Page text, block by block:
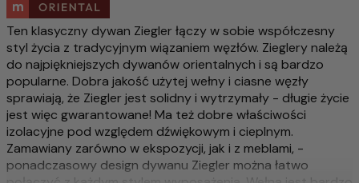
Ten klasyczny dywan Ziegler łączy w sobie współczesny
styl życia z tradycyjnym wiązaniem węzłów. Zieglery należą
do najpiękniejszych dywanów orientalnych i są bardzo
popularne. Dobra jakość użytej wełny i ciasne węzły
sprawiają, że Ziegler jest solidny i wytrzymały - długie życie
jest więc gwarantowane! Ma też dobre właściwości
izolacyjne pod względem dźwiękowym i cieplnym.
Zamawiany zarówno w ekspozycji, jak i z meblami, -
ponadczasowy design dywanu Ziegler można łatwo